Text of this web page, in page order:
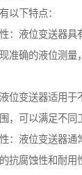
以下特点：
：液位变送器具
准确的液位测量
位变送器适用于
，可以满足不同
：液位变送器通
抗腐蚀性和耐用